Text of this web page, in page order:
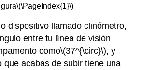
\(\PageIndex{1}\)
dispositivo llamado clinómetro,
entre tu línea de visión
como\(37^{\circ}\), y
que acabas de subir tiene una